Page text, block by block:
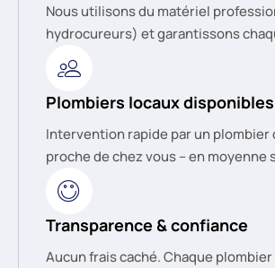
Nous utilisons du matériel
hydrocureurs) et garantissons
Plombiers locaux
Intervention rapide par un plombier
proche de chez vous – en moyenne
Transparence & confiance
Aucun frais caché. Chaque